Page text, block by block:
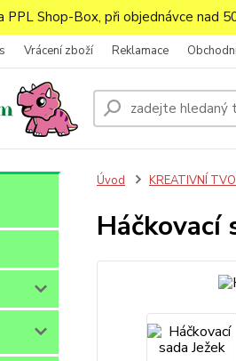
PPL Shop-Box, při objednávce nad
Vrácení zboží Reklamace
Úvod KREATIVNÍ
Háčkovací